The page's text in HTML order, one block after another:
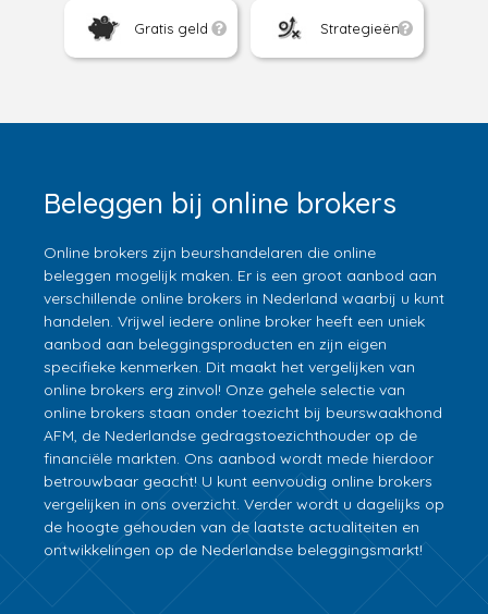
Gratis geld Strategieën
Beleggen bij online brokers
Online brokers zijn beurshandelaren die online
beleggen mogelijk maken. Er is een groot aanbod aan
verschillende online brokers in Nederland waarbij u kunt
handelen. Vrijwel iedere online broker heeft een uniek
aanbod aan beleggingsproducten en zijn eigen
specifieke kenmerken. Dit maakt het vergelijken van
online brokers erg zinvol! Onze gehele selectie van
online brokers staan onder toezicht bij beurswaakhond
AFM, de Nederlandse gedragstoezichthouder op de
financiële markten. Ons aanbod wordt mede hierdoor
betrouwbaar geacht! U kunt eenvoudig online brokers
vergelijken in ons overzicht. Verder wordt u dagelijks op
de hoogte gehouden van de laatste actualiteiten en
ontwikkelingen op de Nederlandse beleggingsmarkt!